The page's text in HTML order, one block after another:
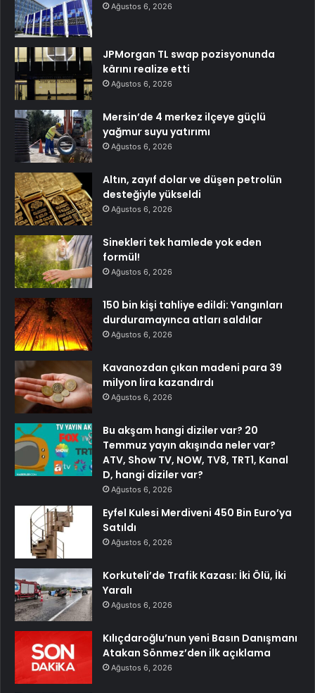
Ağustos 6, 2026
JPMorgan TL swap pozisyonunda
kârını realize etti
Ağustos 6, 2026
Mersin’de 4 merkez ilçeye güçlü
yağmur suyu yatırımı
Ağustos 6, 2026
Altın, zayıf dolar ve düşen petrolün
desteğiyle yükseldi
Ağustos 6, 2026
Sinekleri tek hamlede yok eden
formül!
Ağustos 6, 2026
150 bin kişi tahliye edildi: Yangınları
durduramayınca atları saldılar
Ağustos 6, 2026
Kavanozdan çıkan madeni para 39
milyon lira kazandırdı
Ağustos 6, 2026
Bu akşam hangi diziler var? 20
Temmuz yayın akışında neler var?
ATV, Show TV, NOW, TV8, TRT1, Kanal
D, hangi diziler var?
Ağustos 6, 2026
Eyfel Kulesi Merdiveni 450 Bin Euro’ya
Satıldı
Ağustos 6, 2026
Korkuteli’de Trafik Kazası: İki Ölü, İki
Yaralı
Ağustos 6, 2026
Kılıçdaroğlu’nun yeni Basın Danışmanı
Atakan Sönmez’den ilk açıklama
Ağustos 6, 2026